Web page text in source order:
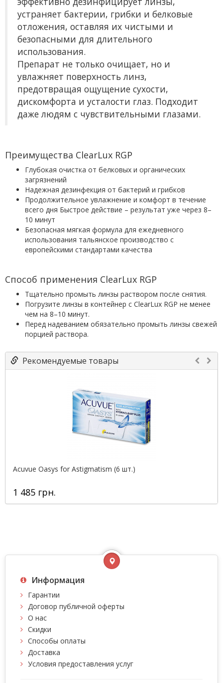
устраняет бактерии, грибки и белковые
отложения, оставляя их чистыми и
безопасными для длительного
использования.
Препарат не только очищает, но и
увлажняет поверхность линз,
предотвращая ощущение сухости,
дискомфорта и усталости глаз. Подходит
даже людям с чувствительными глазами.
Преимущества ClearLux RGP
Глубокая очистка от белковых и органических
загрязнений
Надежная дезинфекция от бактерий и грибков
Продолжительное увлажнение и комфорт в течение
всего дня Быстрое действие – результат уже через 8–
10 минут
Безопасная мягкая формула для ежедневного
использования тальянское производство с
европейскими стандартами качества
Способ применения ClearLux RGP
Тщательно промыть линзы раствором после снятия.
Погрузите линзы в контейнер с ClearLux RGP не менее
чем на 8–10 минут.
Перед надеванием обязательно промыть линзы свежей
порцией раствора.
Рекомендуемые товары
Acuvue Oasys for Astigmatism (6 шт.)
1 485 грн.
Информация
Гарантии
Договор публичной оферты
О нас
Скидки
Способы оплаты
Доставка
Условия предоставления услуг